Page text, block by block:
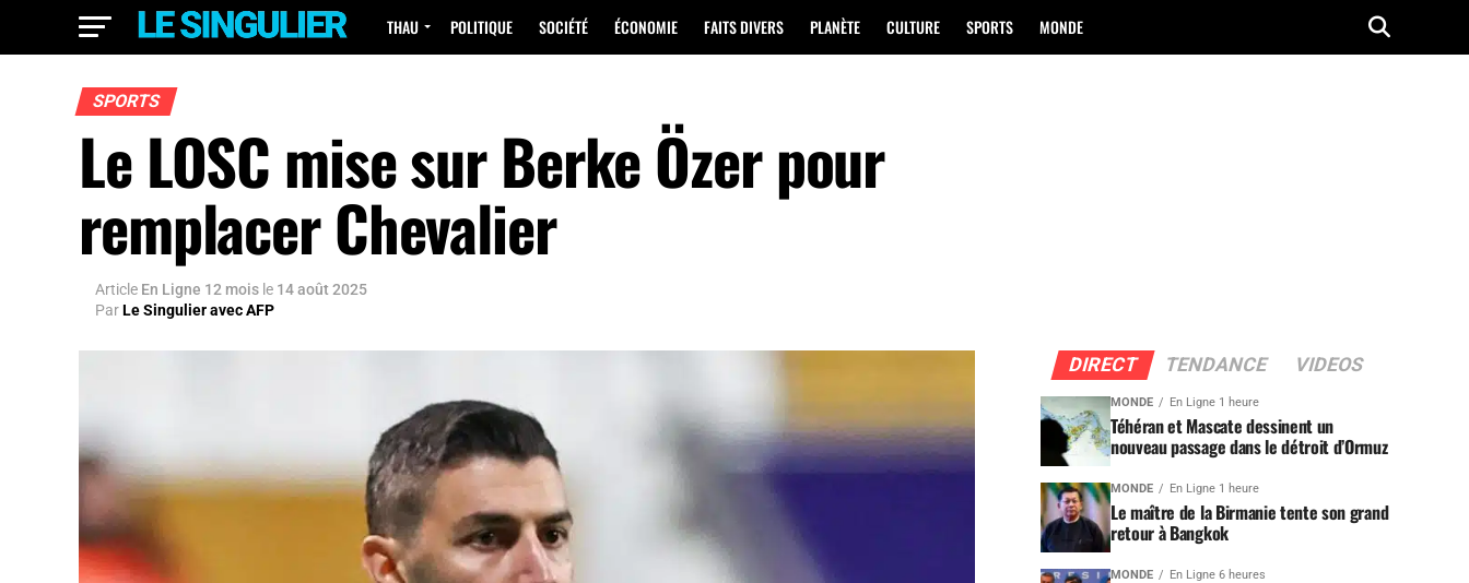
THAU POLITIQUE SOCIÉTÉ ÉCONOMIE FAITS DIVERS PLANÈTE CULTURE SPORTS MONDE
SPORTS
Le LOSC mise sur Berke Özer pour
remplacer Chevalier
Article En Ligne 12 mois le 14 août 2025
ParLe Singulier avec AFP
DIRECT TENDANCE VIDEOS
MONDE En Ligne 1 heure
Téhéran et Mascate dessinent un
nouveau passage dans le détroit d’Ormuz
MONDE En Ligne 1 heure
Le maître de la Birmanie tente son grand
retour à Bangkok
MONDE En Ligne 6 heures